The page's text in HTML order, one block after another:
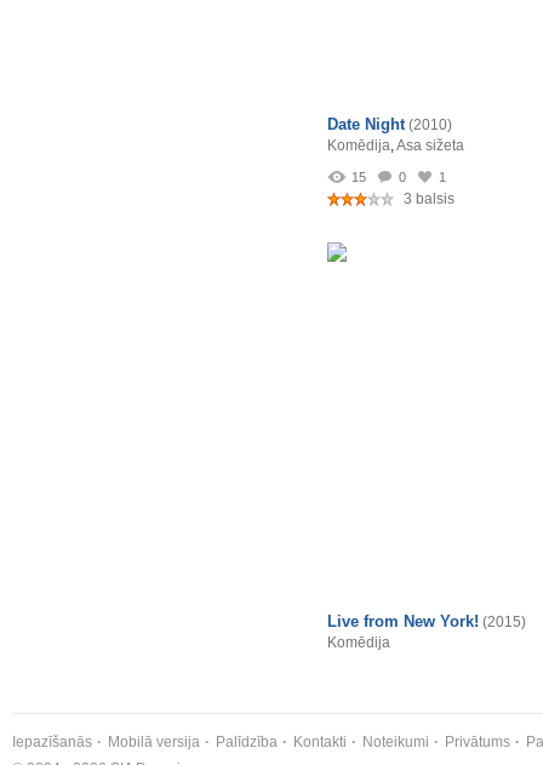
Date Night (2010)
Komēdija,Asa sižeta
15 0 1
3 balsis
Live from New York! (2015)
Komēdija
Iepazīšanās Mobilā versija Palīdzība Kontakti Noteikumi Privātums